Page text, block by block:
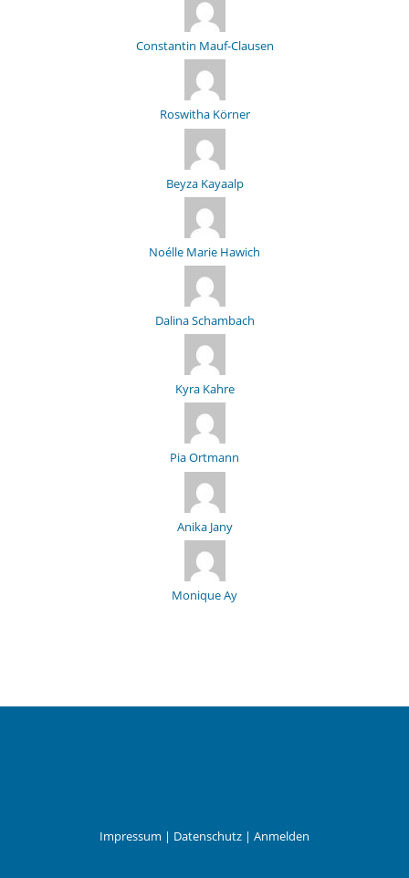
Constantin Mauf-Clausen
Roswitha Körner
Beyza Kayaalp
Noélle Marie Hawich
Dalina Schambach
Kyra Kahre
Pia Ortmann
Anika Jany
Monique Ay
Impressum | Datenschutz | Anmelden